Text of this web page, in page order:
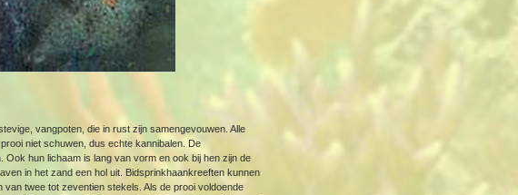
vangpoten, die in rust zijn samengevouwen. Alle
niet schuwen, dus echte kannibalen. De
hun lichaam is lang van vorm en ook bij hen zijn de
in het zand een hol uit. Bidsprinkhaankreeften kunnen
van twee tot zeventien stekels. Als de prooi voldoende